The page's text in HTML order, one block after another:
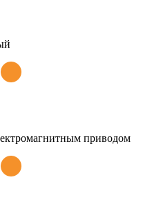
приводом